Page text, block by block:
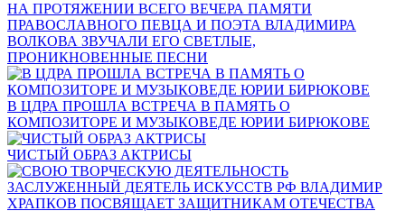
НА ПРОТЯЖЕНИИ ВСЕГО ВЕЧЕРА ПАМЯТИ
ПРАВОСЛАВНОГО ПЕВЦА И ПОЭТА ВЛАДИМИРА
ВОЛКОВА ЗВУЧАЛИ ЕГО СВЕТЛЫЕ,
ПРОНИКНОВЕННЫЕ ПЕСНИ
В ЦДРА ПРОШЛА ВСТРЕЧА В ПАМЯТЬ О
КОМПОЗИТОРЕ И МУЗЫКОВЕДЕ ЮРИИ БИРЮКОВЕ
ЧИСТЫЙ ОБРАЗ АКТРИСЫ